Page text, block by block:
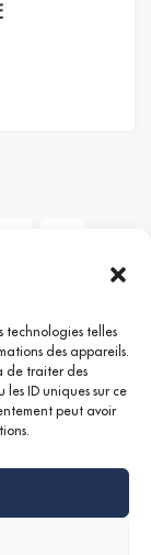
technologies telles
des appareils.
de traiter des
ID uniques sur ce
peut avoir